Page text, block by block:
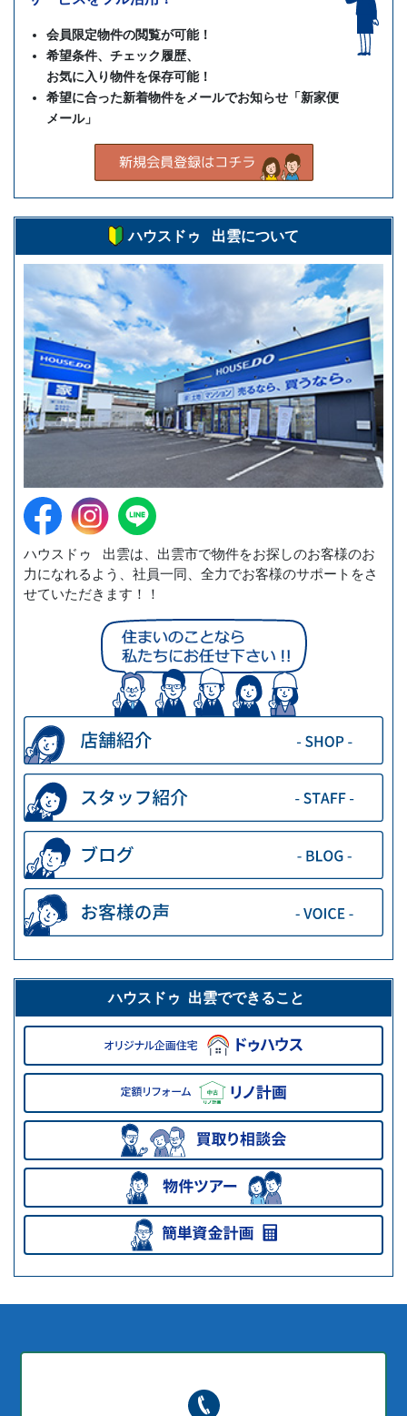
会員限定物件の閲覧が可能！
希望条件、チェック履歴、
お気に入り物件を保存可能！
希望に合った新着物件をメールでお知らせ「新家便
メール」
ハウスドゥ 出雲について
ハウスドゥ 出雲は、出雲市で物件をお探しのお客様のお
力になれるよう、社員一同、全力でお客様のサポートをさ
せていただきます！！
ハウスドゥ 出雲でできること